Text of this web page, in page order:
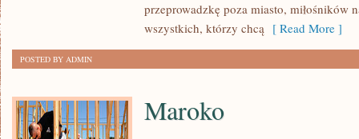
przeprowadzkę poza miasto, miłośników
wszystkich, którzy chcą [ Read More ]
POSTED BY ADMIN
Maroko